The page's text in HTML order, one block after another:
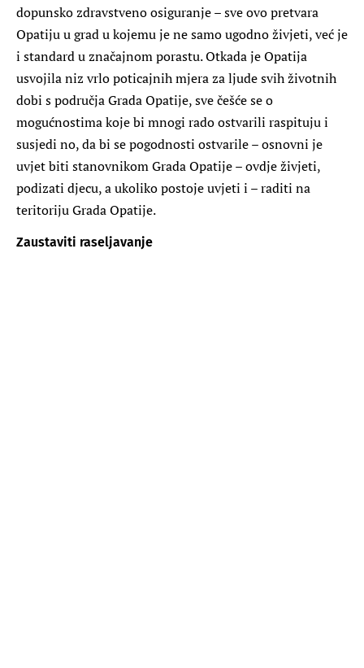
dopunsko zdravstveno osiguranje – sve ovo pretvara
Opatiju u grad u kojemu je ne samo ugodno živjeti, već je
i standard u značajnom porastu. Otkada je Opatija
usvojila niz vrlo poticajnih mjera za ljude svih životnih
dobi s područja Grada Opatije, sve češće se o
mogućnostima koje bi mnogi rado ostvarili raspituju i
susjedi no, da bi se pogodnosti ostvarile – osnovni je
uvjet biti stanovnikom Grada Opatije – ovdje živjeti,
podizati djecu, a ukoliko postoje uvjeti i – raditi na
teritoriju Grada Opatije.
Zaustaviti raseljavanje